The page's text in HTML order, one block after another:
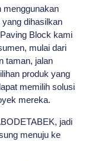
menggunakan
dihasilkan
Block kami
mulai dari
taman, jalan
produk yang
memilih solusi
mereka.
jadi
menuju ke